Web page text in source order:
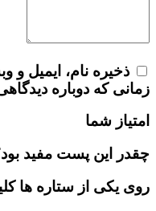
ذخیره نام، ایمیل و
زمانی که دوباره
امتیاز شما
چقدر این پست مفید
روی یکی از ستاره ها